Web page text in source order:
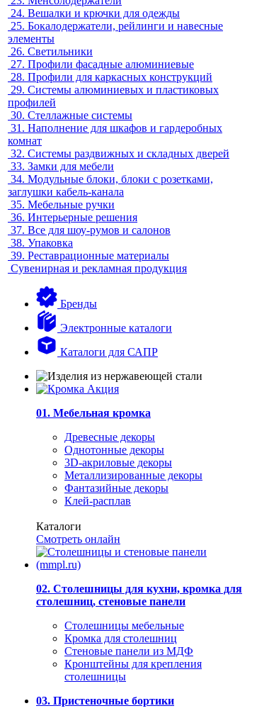
24. Вешалки и крючки для одежды
25. Бокалодержатели, рейлинги и навесные
элементы
26. Светильники
27. Профили фасадные алюминиевые
28. Профили для каркасных конструкций
29. Системы алюминиевых и пластиковых
профилей
30. Стеллажные системы
31. Наполнение для шкафов и гардеробных
комнат
32. Системы раздвижных и складных дверей
33. Замки для мебели
34. Модульные блоки, блоки с розетками,
заглушки кабель-канала
35. Мебельные ручки
36. Интерьерные решения
37. Все для шоу-румов и салонов
38. Упаковка
39. Реставрационные материалы
Сувенирная и рекламная продукция
Бренды
Электронные каталоги
Каталоги для САПР
01. Мебельная кромка
Древесные декоры
Однотонные декоры
3D-акриловые декоры
Металлизированные декоры
Фантазийные декоры
Клей-расплав
Каталоги
Смотреть онлайн
02. Столешницы для кухни, кромка для
столешниц, стеновые панели
Столешницы мебельные
Кромка для столешниц
Стеновые панели из МДФ
Кронштейны для крепления
столешницы
03. Пристеночные бортики